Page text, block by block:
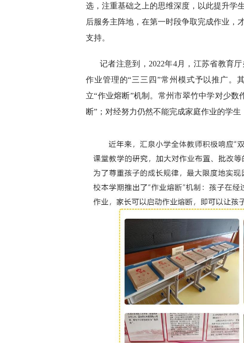
选，注重基础之上的思维深度，以此提升学
后服务主阵地，在第一时段争取完成作业，
支持。
记者注意到，2022年4月，江苏省教育
作业管理的“三三四”常州模式予以推广。
立“作业熔断”机制。常州市翠竹中学对少
断”；对经努力仍然不能完成家庭作业的学生